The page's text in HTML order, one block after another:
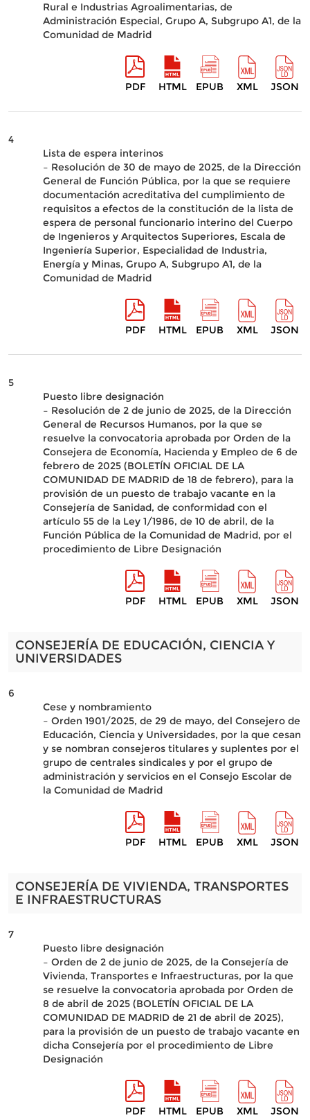
Rural e Industrias Agroalimentarias, de
Administración Especial, Grupo A, Subgrupo A1, de la
Comunidad de Madrid
PDF HTML EPUB XML JSON
4
Lista de espera interinos
– Resolución de 30 de mayo de 2025, de la Dirección
General de Función Pública, por la que se requiere
documentación acreditativa del cumplimiento de
requisitos a efectos de la constitución de la lista de
espera de personal funcionario interino del Cuerpo
de Ingenieros y Arquitectos Superiores, Escala de
Ingeniería Superior, Especialidad de Industria,
Energía y Minas, Grupo A, Subgrupo A1, de la
Comunidad de Madrid
PDF HTML EPUB XML JSON
5
Puesto libre designación
– Resolución de 2 de junio de 2025, de la Dirección
General de Recursos Humanos, por la que se
resuelve la convocatoria aprobada por Orden de la
Consejera de Economía, Hacienda y Empleo de 6 de
febrero de 2025 (BOLETÍN OFICIAL DE LA
COMUNIDAD DE MADRID de 18 de febrero), para la
provisión de un puesto de trabajo vacante en la
Consejería de Sanidad, de conformidad con el
artículo 55 de la Ley 1/1986, de 10 de abril, de la
Función Pública de la Comunidad de Madrid, por el
procedimiento de Libre Designación
PDF HTML EPUB XML JSON
CONSEJERÍA DE EDUCACIÓN, CIENCIA Y
UNIVERSIDADES
6
Cese y nombramiento
– Orden 1901/2025, de 29 de mayo, del Consejero de
Educación, Ciencia y Universidades, por la que cesan
y se nombran consejeros titulares y suplentes por el
grupo de centrales sindicales y por el grupo de
administración y servicios en el Consejo Escolar de
la Comunidad de Madrid
PDF HTML EPUB XML JSON
CONSEJERÍA DE VIVIENDA, TRANSPORTES
E INFRAESTRUCTURAS
7
Puesto libre designación
– Orden de 2 de junio de 2025, de la Consejería de
Vivienda, Transportes e Infraestructuras, por la que
se resuelve la convocatoria aprobada por Orden de
8 de abril de 2025 (BOLETÍN OFICIAL DE LA
COMUNIDAD DE MADRID de 21 de abril de 2025),
para la provisión de un puesto de trabajo vacante en
dicha Consejería por el procedimiento de Libre
Designación
PDF HTML EPUB XML JSON